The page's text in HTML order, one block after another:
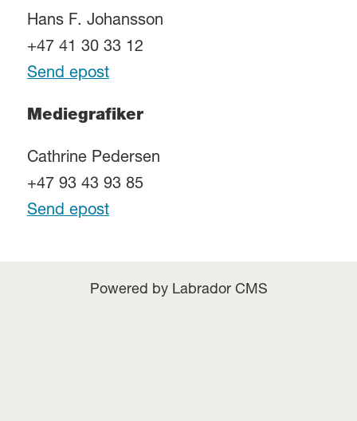
Hans F. Johansson
+47 41 30 33 12
Send epost
Mediegrafiker
Cathrine Pedersen
+47 93 43 93 85
Send epost
Powered by Labrador CMS